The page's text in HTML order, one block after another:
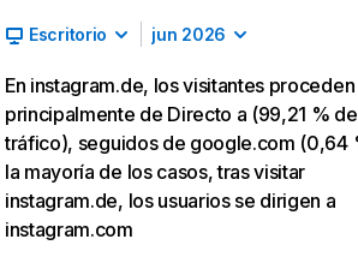
Escritorio jun 2026
En instagram.de, los visitantes proceden
principalmente de Directo a (99,21 % de
tráfico), seguidos de google.com (0,64
la mayoría de los casos, tras visitar
instagram.de, los usuarios se dirigen a
instagram.com